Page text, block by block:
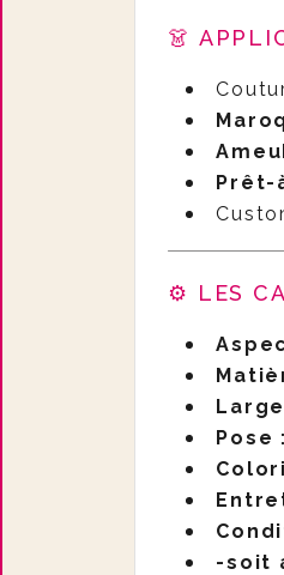
👗
Prêt-
⚙️ LES
Pose :
-soit